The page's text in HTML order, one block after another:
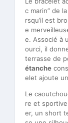
c marin” de
rsqu’il est
e
e. Associé à
ourci, il
terrasse de
étanche
elet ajoute
Le
re et
er, un short